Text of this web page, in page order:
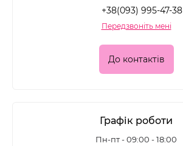
+38(093) 995-47-38
Передзвоніть мені
До контактів
Графік роботи
Пн-пт - 09:00 - 18:00